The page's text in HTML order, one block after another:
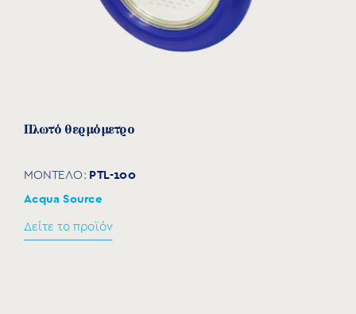
Πλωτό θερμόμετρο
ΜΟΝΤΕΛΟ: PTL-100
Acqua Source
Δείτε το προϊόν